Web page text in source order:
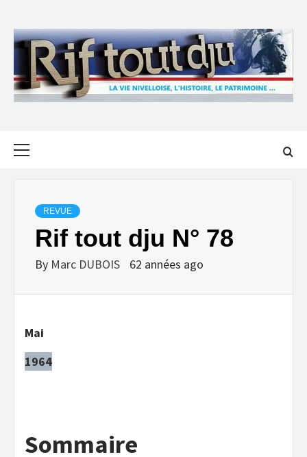
content
REVUE
Rif tout dju N° 78
By Marc DUBOIS 62 années ago
Mai
1964
Sommaire